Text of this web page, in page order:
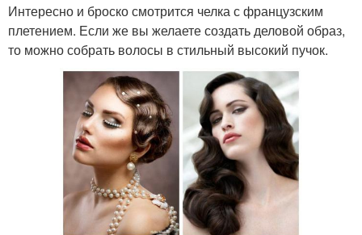
Интересно и броско смотрится челка с французским
плетением. Если же вы желаете создать деловой образ,
то можно собрать волосы в стильный высокий пучок.